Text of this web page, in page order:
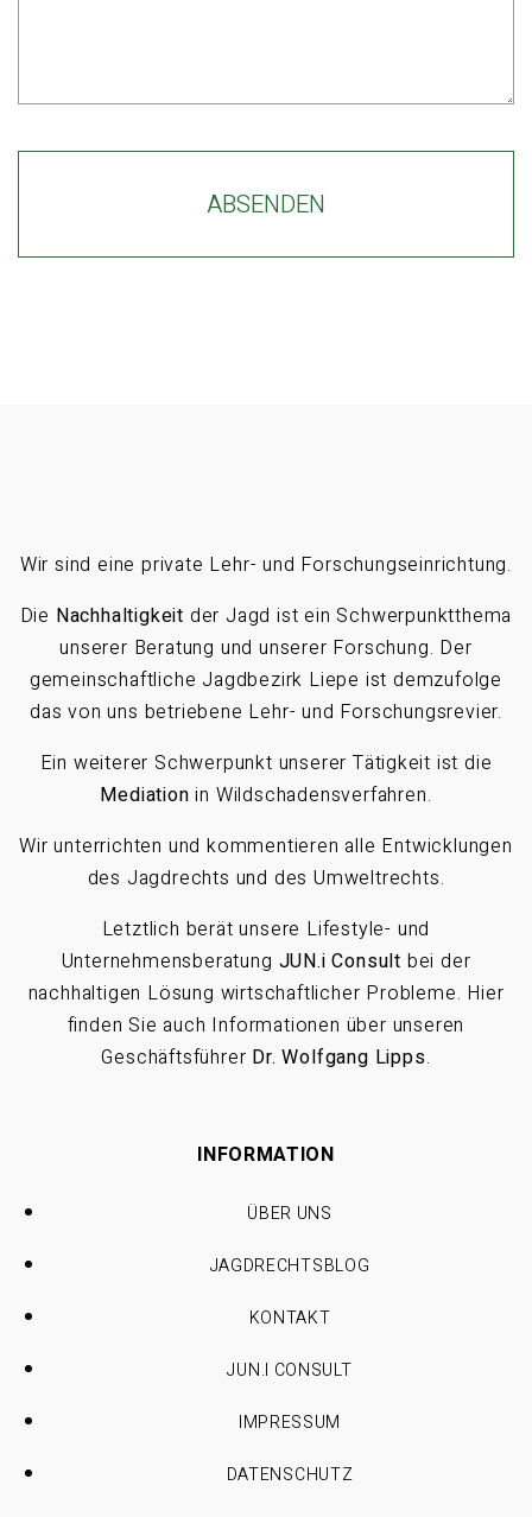
ABSENDEN
Wir sind eine private Lehr- und Forschungseinrichtung.
Die Nachhaltigkeit der Jagd ist ein Schwerpunktthema
unserer Beratung und unserer Forschung. Der
gemeinschaftliche Jagdbezirk Liepe ist demzufolge
das von uns betriebene Lehr- und Forschungsrevier.
Ein weiterer Schwerpunkt unserer Tätigkeit ist die
Mediation in Wildschadensverfahren.
Wir unterrichten und kommentieren alle Entwicklungen
des Jagdrechts und des Umweltrechts.
Letztlich berät unsere Lifestyle- und
Unternehmensberatung JUN.i Consult bei der
nachhaltigen Lösung wirtschaftlicher Probleme. Hier
finden Sie auch Informationen über unseren
Geschäftsführer Dr. Wolfgang Lipps.
INFORMATION
ÜBER UNS
JAGDRECHTSBLOG
KONTAKT
JUN.I CONSULT
IMPRESSUM
DATENSCHUTZ